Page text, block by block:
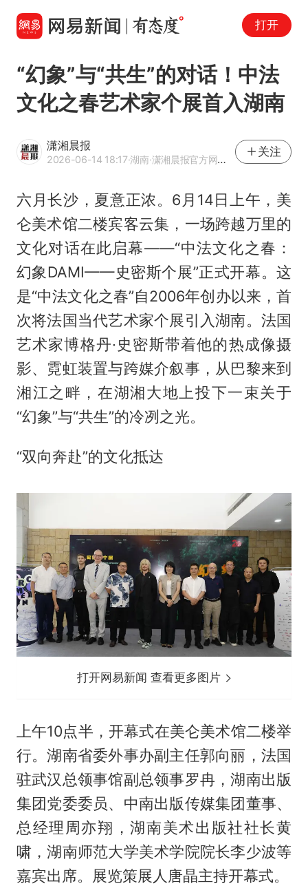
打开
“幻象”与“共生”的对话！中法
文化之春艺术家个展首入湖南
潇湘晨报
2026-06-14 18:17·湖南·潇湘晨报官方网易号
关注
六月长沙，夏意正浓。6月14日上午，美
仑美术馆二楼宾客云集，一场跨越万里的
文化对话在此启幕——“中法文化之春：
幻象DAMI——史密斯个展”正式开幕。这
是“中法文化之春”自2006年创办以来，首
次将法国当代艺术家个展引入湖南。法国
艺术家博格丹·史密斯带着他的热成像摄
影、霓虹装置与跨媒介叙事，从巴黎来到
湘江之畔，在湖湘大地上投下一束关于
“幻象”与“共生”的冷冽之光。
“双向奔赴”的文化抵达
打开网易新闻 查看更多图片
上午10点半，开幕式在美仑美术馆二楼举
行。湖南省委外事办副主任郭向丽，法国
驻武汉总领事馆副总领事罗冉，湖南出版
集团党委委员、中南出版传媒集团董事、
总经理周亦翔，湖南美术出版社社长黄
啸，湖南师范大学美术学院院长李少波等
嘉宾出席。展览策展人唐晶主持开幕式。